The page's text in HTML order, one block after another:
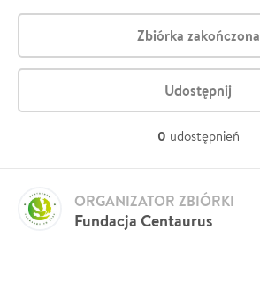
Zbiórka zakończona
Udostępnij
0 udostępnień
Fundacja Centaurus
ORGANIZATOR ZBIÓRKI